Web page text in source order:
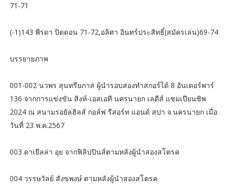
71-71
(-1)143 พีรดา ปิดดอน 71-72,อลิศา อินทร์ประสิทธิ์(สมัครเล่น)69-74
บรรยายภาพ
001-002 นวพร สุนทรียภาส ผู้นำรอบสองทำสกอร์ได้ 8 อันเดอร์พาร์
136 จากการแข่งขัน สิงห์-เอสเอที นครนายก เลดีส์ แชมเปียนชิพ
2024 ณ สนามรอยัลฮิลส์ กอล์ฟ รีสอร์ท แอนด์ สปา จ.นครนายก เมื่อ
วันที่ 23 พ.ค.2567
003 ดาเยีลล่า อุย จากฟิลิปปินส์ตามหลังผู้นำสองสโตรค
004 วรรษวัลย์ สังขพงษ์ ตามหลังผู้นำสองสโตรค